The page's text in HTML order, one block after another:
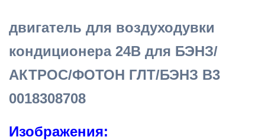
двигатель для воздуходувки
кондиционера 24В для БЭНЗ/
АКТРОС/ФОТОН ГЛТ/БЭНЗ В3
0018308708
Изображения: